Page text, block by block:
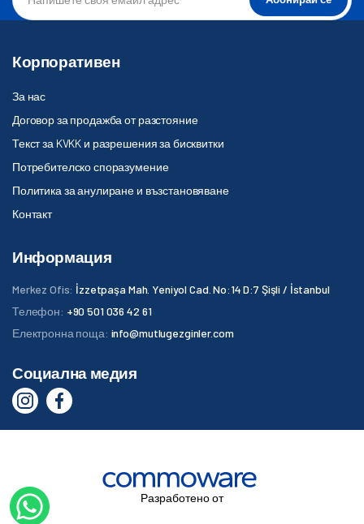
Корпоративен
За нас
Договор за продажба от разстояние
Текст за KVKK и разрешения за бисквитки
Потребителско споразумение
Политика за анулиране и възстановяване
Контакт
Информация
Merkez Ofis: İzzetpaşa Mah. Yeniyol Cad. No:14 D:7 Şişli / İstanbul
Телефон: +90 501 036 42 61
Електронна поща: info@mutlugezginler.com
Социална медия
Разработено от